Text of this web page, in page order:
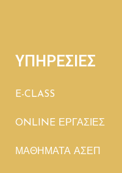
ΥΠΗΡΕΣΙΕΣ
E-CLASS
ONLINE ΕΡΓΑΣΙΕΣ
ΜΑΘΗΜΑΤΑ ΑΣΕΠ